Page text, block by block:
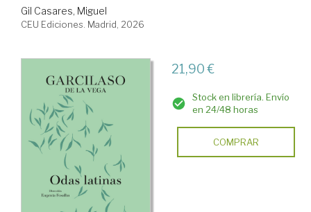
Gil Casares, Miguel
CEU Ediciones. Madrid, 2026
21,90 €
Stock en librería. Envío
en 24/48 horas
COMPRAR